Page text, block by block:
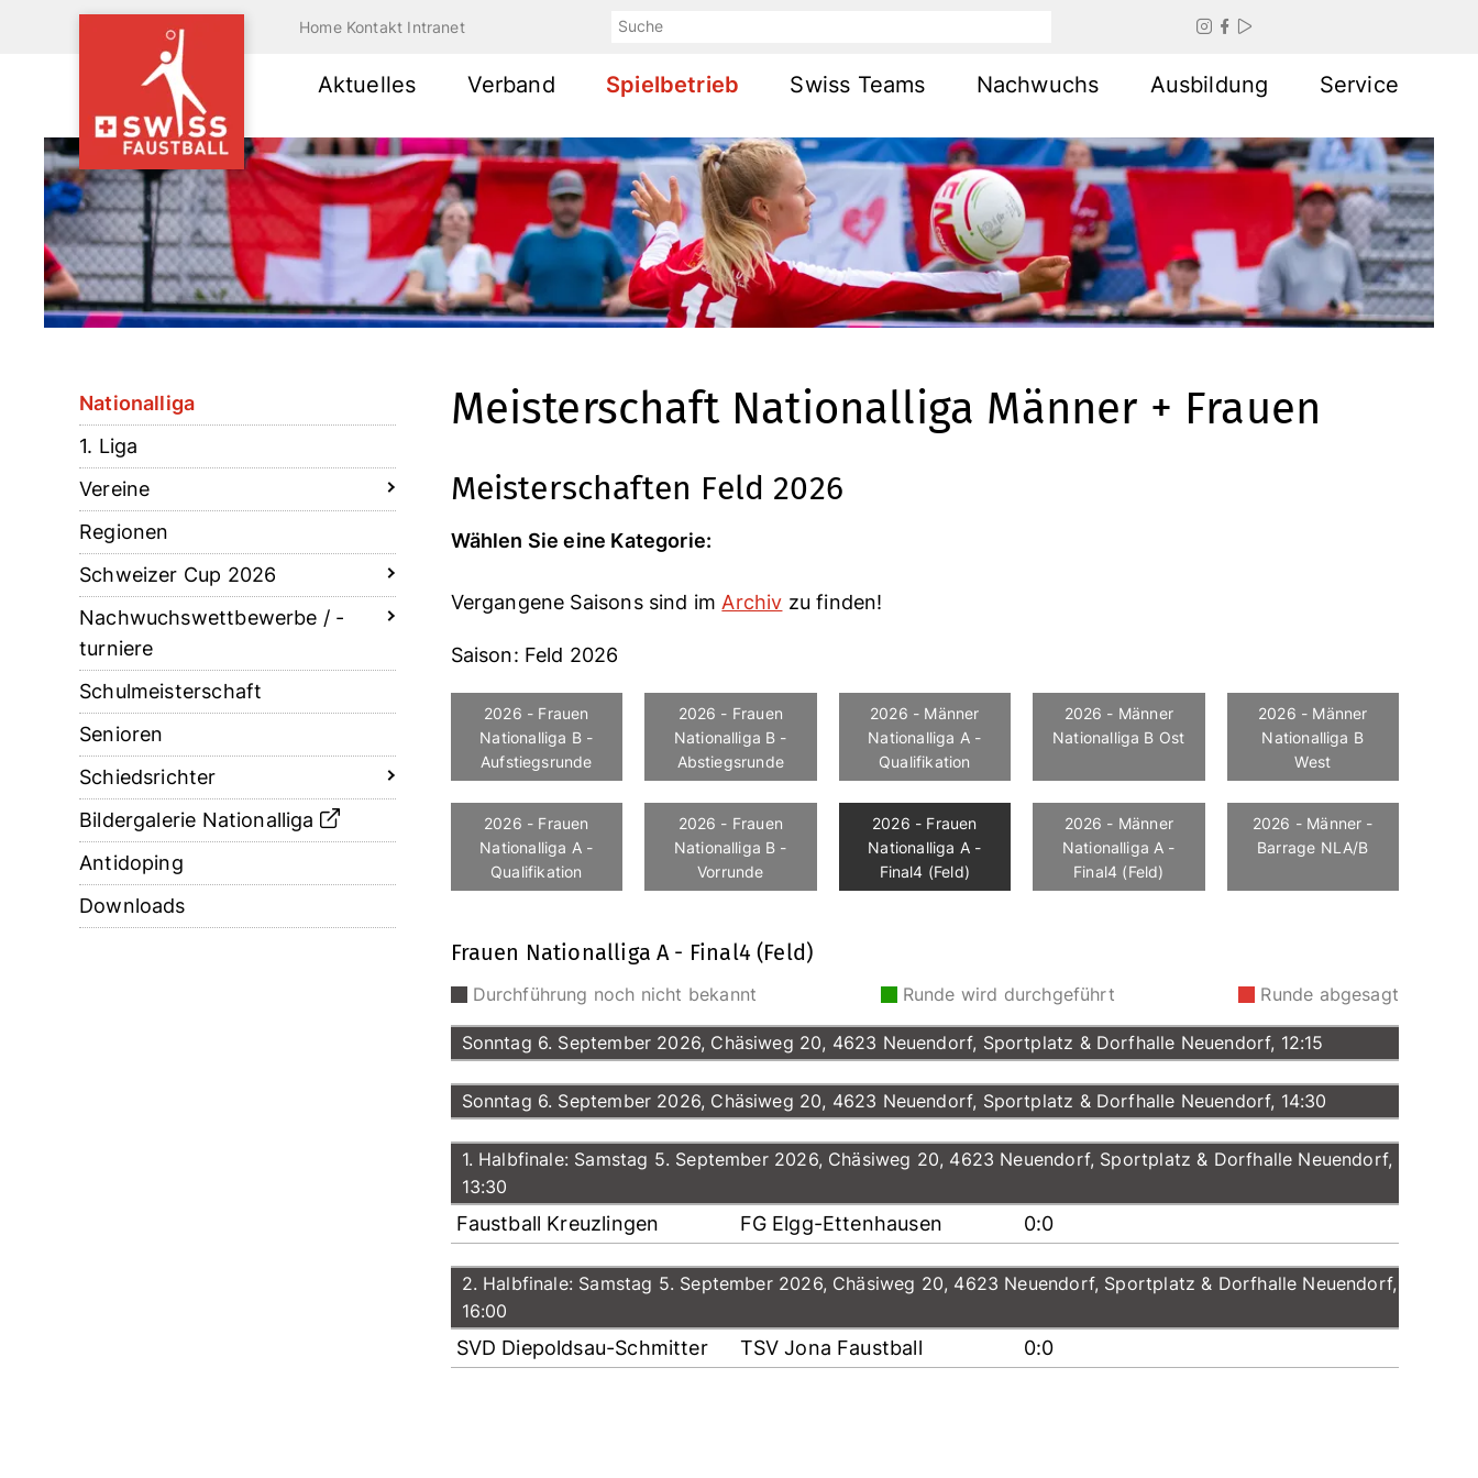
Home Kontakt Intranet Suche   
Aktuelles Verband Spielbetrieb Swiss Teams Nachwuchs Ausbildung Service
Nationalliga
1. Liga
Vereine
Regionen
Schweizer Cup 2026
Nachwuchswettbewerbe / -
turniere
Schulmeisterschaft
Senioren
Schiedsrichter
Bildergalerie Nationalliga
Antidoping
Downloads
Meisterschaft Nationalliga Männer + Frauen
Meisterschaften Feld 2026
Wählen Sie eine Kategorie:
Vergangene Saisons sind im Archiv zu finden!
Saison: Feld 2026
2026 - Frauen
Nationalliga B -
Aufstiegsrunde
2026 - Frauen
Nationalliga B -
Abstiegsrunde
2026 - Männer
Nationalliga A -
Qualifikation
2026 - Männer
Nationalliga B Ost
2026 - Männer
Nationalliga B
West
2026 - Frauen
Nationalliga A -
Qualifikation
2026 - Frauen
Nationalliga B -
Vorrunde
2026 - Frauen
Nationalliga A -
Final4 (Feld)
2026 - Männer
Nationalliga A -
Final4 (Feld)
2026 - Männer -
Barrage NLA/B
Frauen Nationalliga A - Final4 (Feld)
Durchführung noch nicht bekannt Runde wird durchgeführt Runde abgesagt
Sonntag 6. September 2026, Chäsiweg 20, 4623 Neuendorf, Sportplatz & Dorfhalle Neuendorf, 12:15
Sonntag 6. September 2026, Chäsiweg 20, 4623 Neuendorf, Sportplatz & Dorfhalle Neuendorf, 14:30
1. Halbfinale: Samstag 5. September 2026, Chäsiweg 20, 4623 Neuendorf, Sportplatz & Dorfhalle Neuendorf,
13:30
Faustball Kreuzlingen FG Elgg-Ettenhausen 0:0
2. Halbfinale: Samstag 5. September 2026, Chäsiweg 20, 4623 Neuendorf, Sportplatz & Dorfhalle Neuendorf,
16:00
SVD Diepoldsau-Schmitter TSV Jona Faustball 0:0